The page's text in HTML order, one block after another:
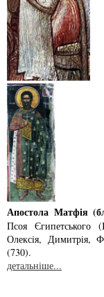
Апостола Матфія
Псоя
Олексiя, Димитрiя,
(730).
детальніше...